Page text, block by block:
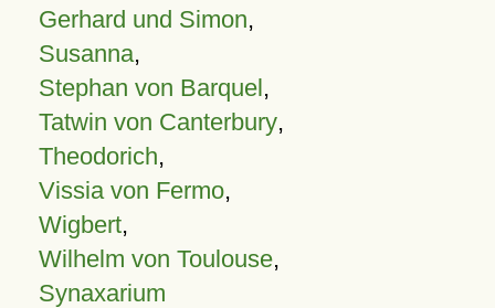
Gerhard und Simon,
Susanna,
Stephan von Barquel,
Tatwin von Canterbury,
Theodorich,
Vissia von Fermo,
Wigbert,
Wilhelm von Toulouse,
Synaxarium